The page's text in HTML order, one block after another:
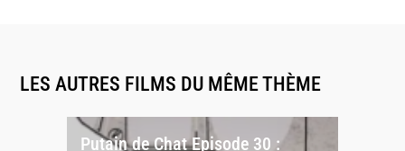
LES AUTRES FILMS DU MÊME THÈME
Putain de Chat Episode 30 :